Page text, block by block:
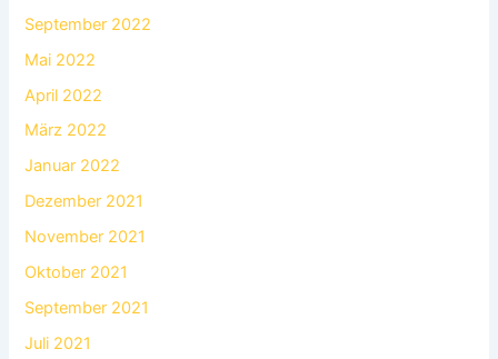
September 2022
Mai 2022
April 2022
März 2022
Januar 2022
Dezember 2021
November 2021
Oktober 2021
September 2021
Juli 2021